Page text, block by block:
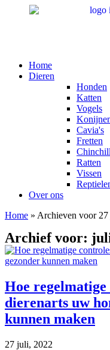
Main
Menu
Home
Dieren
Honden
Katten
Vogels
Cavia's
Fretten
Ratten
Vissen
Over ons
Home » Archieven voor
Archief voor:
Hoe
dierenarts uw
kunnen maken
27 juli, 2022